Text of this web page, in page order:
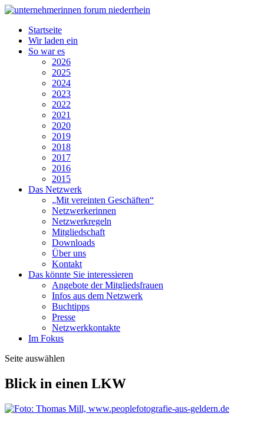
Startseite
Wir laden ein
So war es
2026
2025
2024
2023
2022
2021
2020
2019
2018
2017
2016
2015
Das Netzwerk
„Mit vereinten Geschäften“
Netzwerkerinnen
Netzwerkregeln
Mitgliedschaft
Downloads
Über uns
Kontakt
Das könnte Sie interessieren
Angebote der Mitgliedsfrauen
Infos aus dem Netzwerk
Buchtipps
Presse
Netzwerkkontakte
Im Fokus
Seite auswählen
Blick in einen LKW